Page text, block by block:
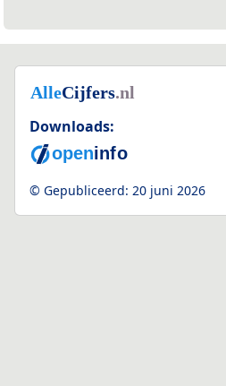
Downloads:
© Gepubliceerd: 20 juni 2026